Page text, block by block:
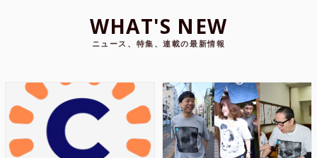
WHAT'S NEW
ニュース、特集、連載の最新情報